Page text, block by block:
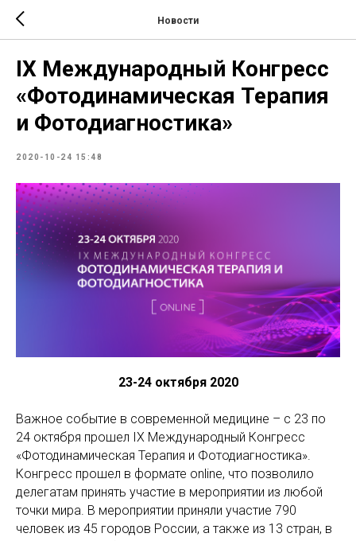
Новости
IХ Международный Конгресс
«Фотодинамическая Терапия
и Фотодиагностика»
2020-10-24 15:48
23-24 октября 2020
Важное событие в современной медицине – с 23 по
24 октября прошел IХ Международный Конгресс
«Фотодинамическая Терапия и Фотодиагностика».
Конгресс прошел в формате online, что позволило
делегатам принять участие в мероприятии из любой
точки мира. В мероприятии приняли участие 790
человек из 45 городов России, а также из 13 стран, в